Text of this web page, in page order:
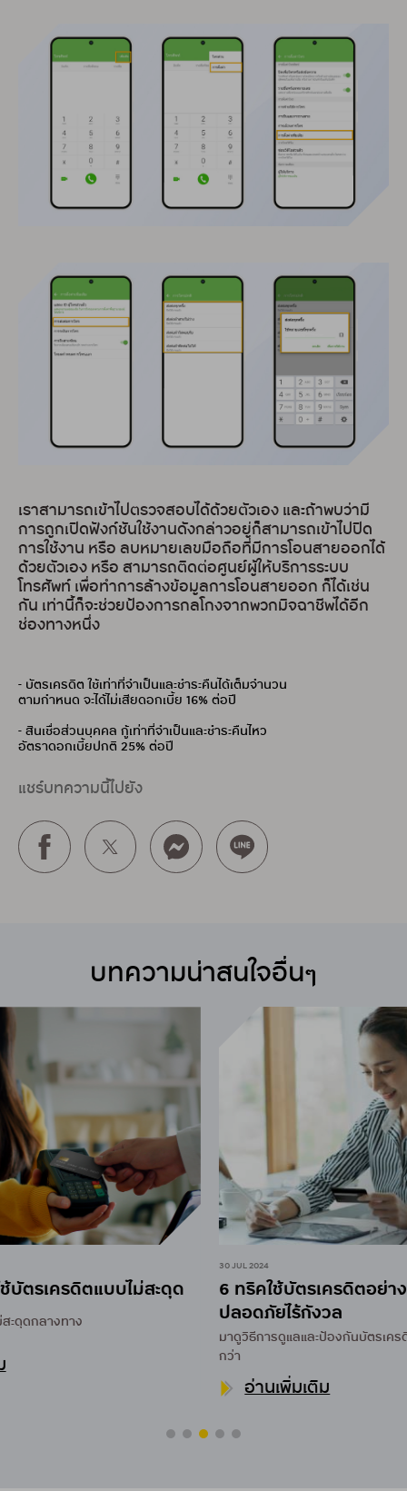
เราสามารถเข้าไปตรวจสอบได้ด้วยตัวเอง และถ้าพบว่ามี
การถูกเปิดฟังก์ชันใช้งานดังกล่าวอยู่ก็สามารถเข้าไปปิด
การใช้งาน หรือ ลบหมายเลขมือถือที่มีการโอนสายออกได้
ด้วยตัวเอง หรือ สามารถติดต่อศูนย์ผู้ให้บริการระบบ
โทรศัพท์ เพื่อทำการล้างข้อมูลการโอนสายออก ก็ได้เช่น
กัน เท่านี้ก็จะช่วยป้องการกลโกงจากพวกมิจฉาชีพได้อีก
ช่องทางหนึ่ง
- บัตรเครดิต ใช้เท่าที่จำเป็นและชำระคืนได้เต็มจำนวน
ตามกำหนด จะได้ไม่เสียดอกเบี้ย 16% ต่อปี
- สินเชื่อส่วนบุคคล กู้เท่าที่จำเป็นและชำระคืนไหว
อัตราดอกเบี้ยปกติ 25% ต่อปี
แชร์บทความนี้ไปยัง
บทความน่าสนใจอื่นๆ
ด
6 ทริคใช้บัตรเครดิตอย่างมือโปร
ปลอดภัยไร้กังวล
มาดูวิธีการดูแลและป้องกันบัตรเครดิตให้ปลอดภัยกันดี
ใช้
วาง